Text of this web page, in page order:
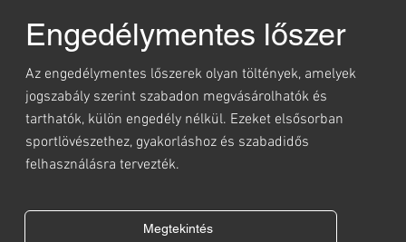
Engedélymentes lőszer
Az engedélymentes lőszerek olyan töltények, amelyek
jogszabály szerint szabadon megvásárolhatók és
tarthatók, külön engedély nélkül. Ezeket elsősorban
sportlövészethez, gyakorláshoz és szabadidős
felhasználásra tervezték.
Megtekintés